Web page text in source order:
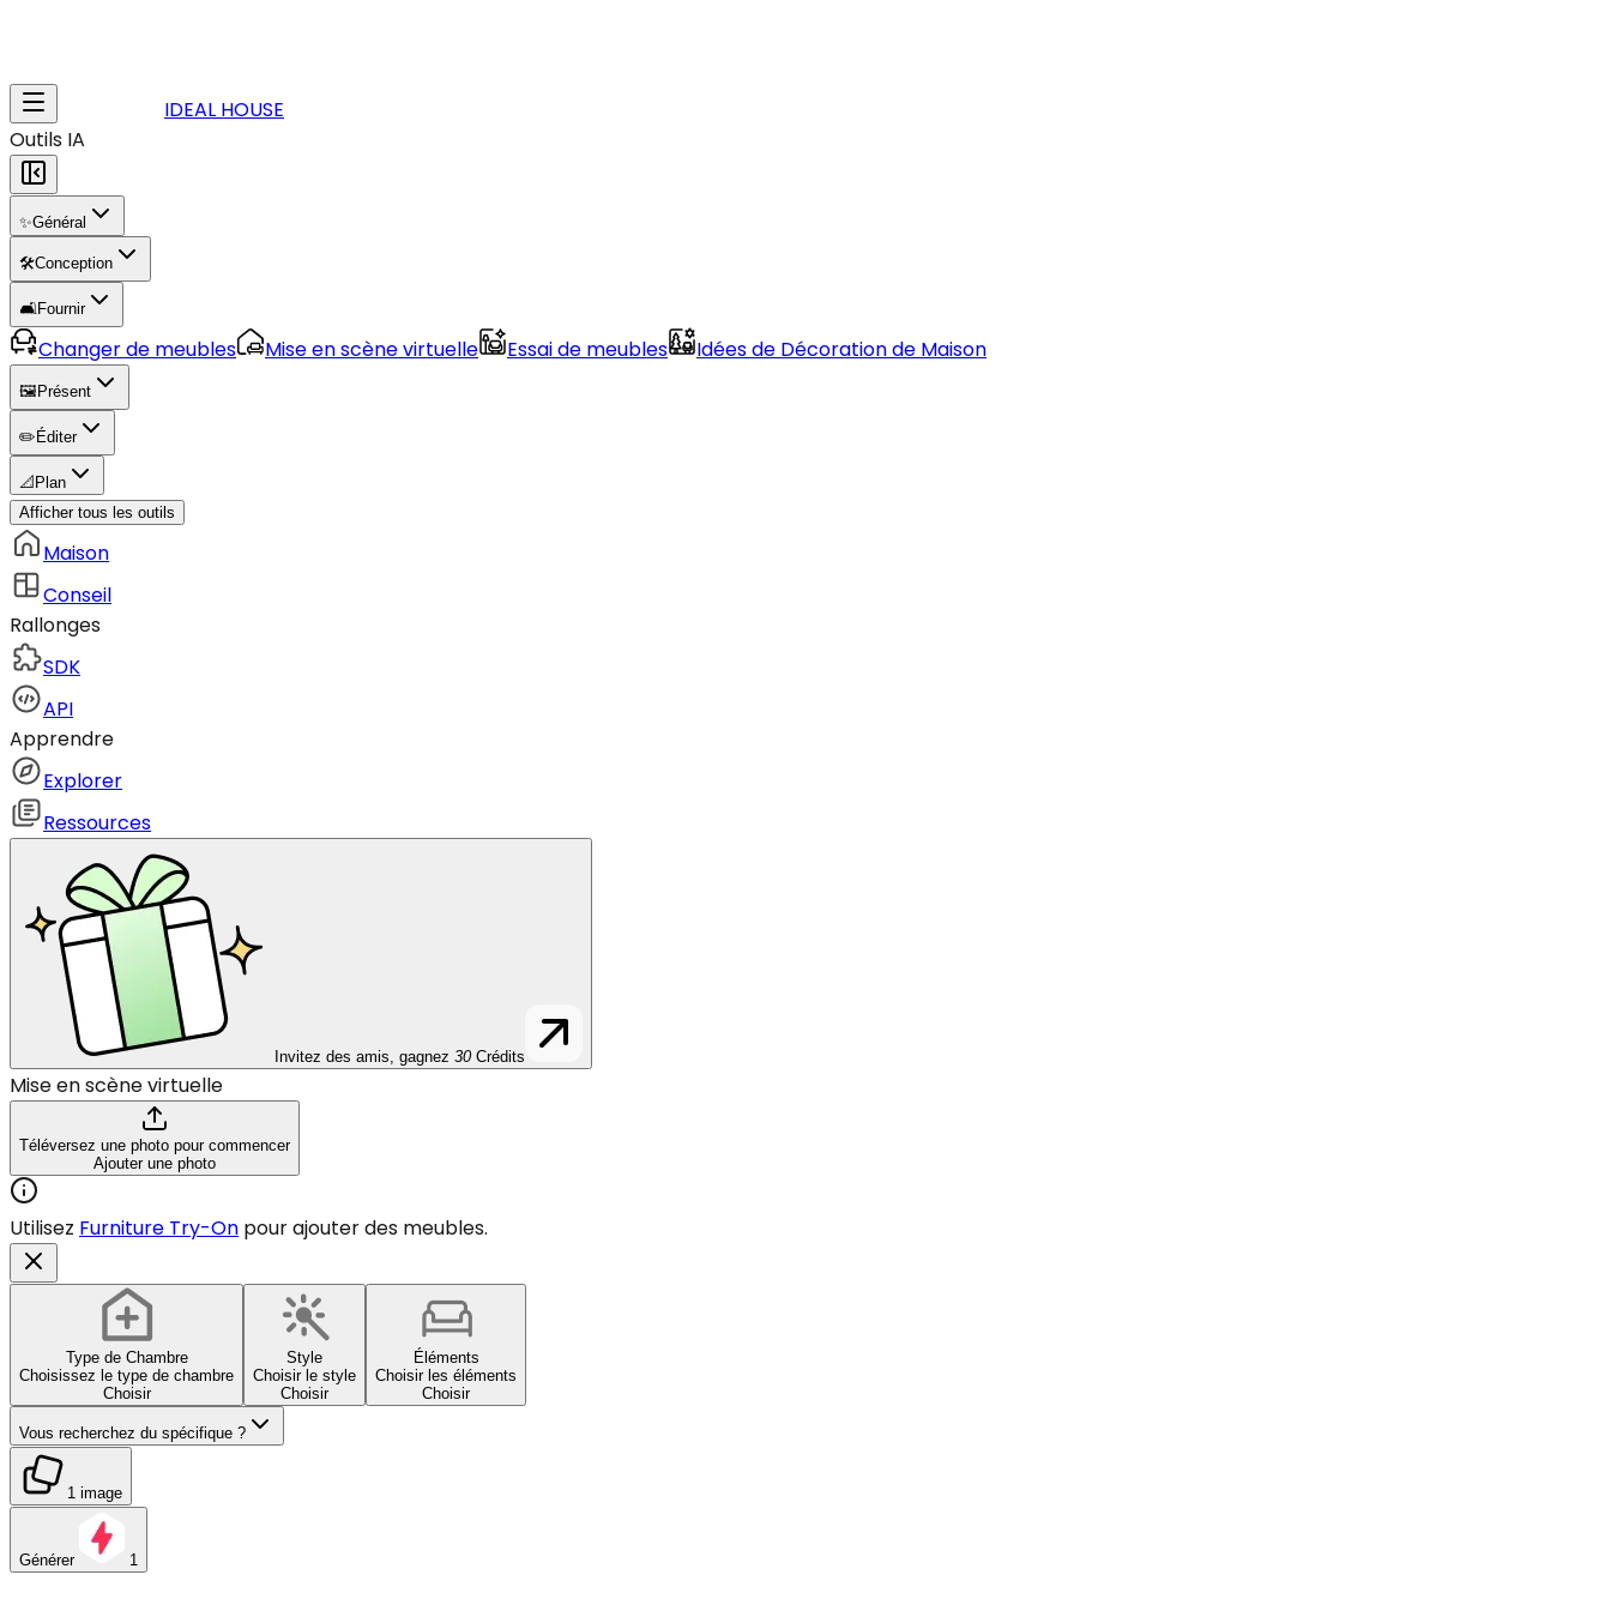
IDEAL HOUSE
Outils IA
✨Général
🛠️Conception
🛋️Fournir
Changer de meubles Mise en scène virtuelle Essai de meubles Idées de Décoration de Maison
🖼️ Présent
✏️ Éditer
📐 Plan
Afficher tous les outils
Maison
Conseil
Rallonges
SDK
API
Apprendre
Explorer
Ressources
Invitez des amis, gagnez 30 Crédits
Mise en scène virtuelle
Téléversez une photo pour commencer
Ajouter une photo
Utilisez Furniture Try-On pour ajouter des meubles.
Type de Chambre
Choisissez le type de chambre
Choisir
Style
Choisir le style
Choisir
Éléments
Choisir les éléments
Choisir
Vous recherchez du spécifique ?
1 image
Générer 1